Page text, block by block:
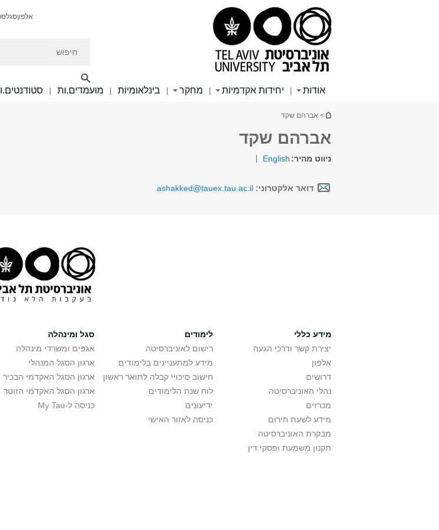
אלפוןסגל
אודות | יחידות אקדמיות | מחקר | בינלאומיות | מועמדים.ות |
הינך נמצא כאן
> אברהם שקד
אברהם שקד
ניווט מהיר: English
דואר אלקטרוני: ashakked@tauex.tau.ac.il
מידע כללי
יצירת קשר ודרכי הגעה
אלפון
דרושים
נהלי האוניברסיטה
מכרזים
מידע לשעת חירום
מבקרת האוניברסיטה
תקנון משמעת ופסקי דין
לימודים
רישום לאוניברסיטה
מידע למתעניינים בלימודים
חישוב סיכויי קבלה לתואר ראשון
לוח שנת הלימודים
ידיעונים
כניסה לאזור האישי
סגל ומינהלה
אגפים ומשרדי מינהלה
ארגון הסגל המנהלי
ארגון הסגל האקדמי הבכיר
ארגון הסגל האקדמי הזוטר
כניסה ל-My Tau